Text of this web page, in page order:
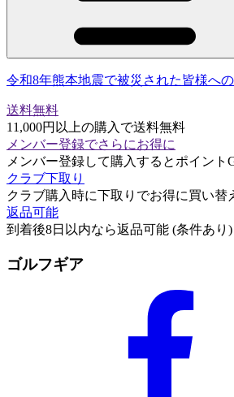
令和8年熊本地震で被災された皆様へ
送料無料
11,000円以上の購入で送料無料
メンバー登録でさらにお得に
メンバー登録して購入するとポイント
クラブ下取り
クラブ購入時に下取りでお得に買い替
返品可能
到着後8日以内なら返品可能 (条件あり)
ゴルフギア